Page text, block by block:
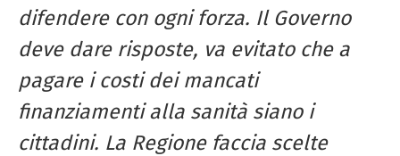
difendere con ogni forza. Il Governo
deve dare risposte, va evitato che a
pagare i costi dei mancati
finanziamenti alla sanità siano i
cittadini. La Regione faccia scelte